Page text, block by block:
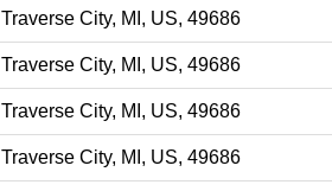
Traverse City, MI, US, 49686
Traverse City, MI, US, 49686
Traverse City, MI, US, 49686
Traverse City, MI, US, 49686